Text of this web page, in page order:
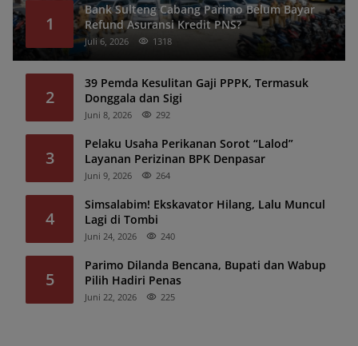
1
Bank Sulteng Cabang Parimo Belum Bayar
Refund Asuransi Kredit PNS?
Juli 6, 2026 1318
2
39 Pemda Kesulitan Gaji PPPK, Termasuk
Donggala dan Sigi
Juni 8, 2026 292
3
Pelaku Usaha Perikanan Sorot “Lalod”
Layanan Perizinan BPK Denpasar
Juni 9, 2026 264
4
Simsalabim! Ekskavator Hilang, Lalu Muncul
Lagi di Tombi
Juni 24, 2026 240
5
Parimo Dilanda Bencana, Bupati dan Wabup
Pilih Hadiri Penas
Juni 22, 2026 225